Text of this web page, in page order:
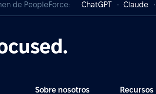
de PeopleForce: ChatGPT Claude
Sobre nosotros Recursos